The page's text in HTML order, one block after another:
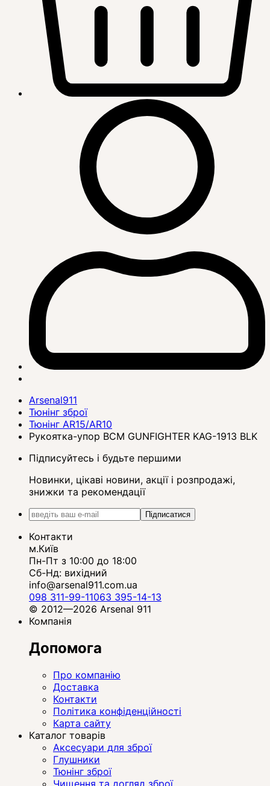
Arsenal911
Тюнінг зброї
Тюнінг AR15/AR10
Рукоятка-упор BCM GUNFIGHTER KAG-1913 BLK
Підписуйтесь і будьте першими
Новинки, цікаві новини, акції і розпродажі,
знижки та рекомендації
Підписатися
Контакти
м.Київ
Пн-Пт з 10:00 до 18:00
Сб-Нд: вихідний
info@arsenal911.com.ua
098 311-99-11063 395-14-13
© 2012—2026 Arsenal 911
Компанія
Допомога
Про компанію
Доставка
Контакти
Політика конфіденційності
Карта сайту
Каталог товарів
Аксесуари для зброї
Глушники
Тюнінг зброї